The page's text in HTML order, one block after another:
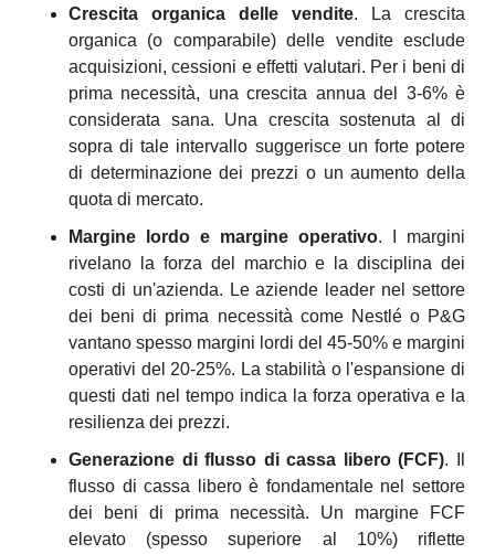
Crescita organica delle vendite. La crescita
organica (o comparabile) delle vendite esclude
acquisizioni, cessioni e effetti valutari. Per i beni di
prima necessità, una crescita annua del 3-6% è
considerata sana. Una crescita sostenuta al di
sopra di tale intervallo suggerisce un forte potere
di determinazione dei prezzi o un aumento della
quota di mercato.
Margine lordo e margine operativo. I margini
rivelano la forza del marchio e la disciplina dei
costi di un'azienda. Le aziende leader nel settore
dei beni di prima necessità come Nestlé o P&G
vantano spesso margini lordi del 45-50% e margini
operativi del 20-25%. La stabilità o l'espansione di
questi dati nel tempo indica la forza operativa e la
resilienza dei prezzi.
Generazione di flusso di cassa libero (FCF). Il
flusso di cassa libero è fondamentale nel settore
dei beni di prima necessità. Un margine FCF
elevato (spesso superiore al 10%) riflette